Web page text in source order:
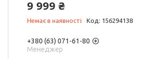
9 999 ₴
Немає в наявності Код: 156294138
+380 (63) 071-61-80
Менеджер